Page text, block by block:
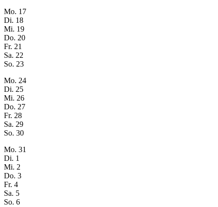
Mo. 17
Di. 18
Mi. 19
Do. 20
Fr. 21
Sa. 22
So. 23
Mo. 24
Di. 25
Mi. 26
Do. 27
Fr. 28
Sa. 29
So. 30
Mo. 31
Di. 1
Mi. 2
Do. 3
Fr. 4
Sa. 5
So. 6